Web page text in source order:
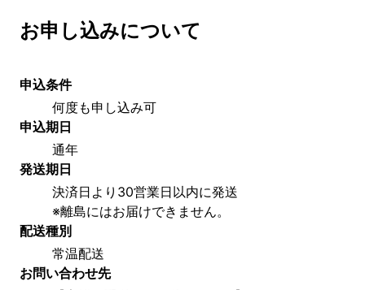
お申し込みについて
申込条件
何度も申し込み可
申込期日
通年
発送期日
決済日より30営業日以内に発送
※離島にはお届けできません。
配送種別
常温配送
お問い合わせ先